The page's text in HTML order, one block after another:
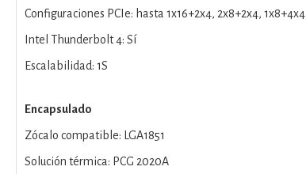
Configuraciones PCIe: hasta 1x16+2x4, 2x8+2x4, 1x8+4x4
Intel Thunderbolt 4: Sí
Escalabilidad: 1S
Encapsulado
Zócalo compatible: LGA1851
Solución térmica: PCG 2020A